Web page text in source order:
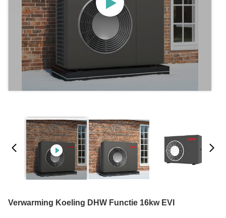
Verwarming Koeling DHW Functie 16kw EVI